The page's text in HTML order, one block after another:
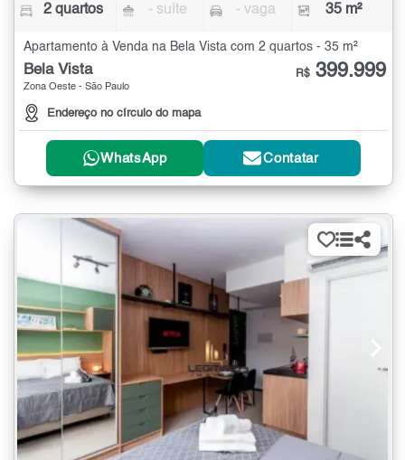
2 quartos - suíte - vaga 35 m²
Apartamento à Venda na Bela Vista com 2 quartos - 35 m²
Bela Vista
Zona Oeste - São Paulo
Endereço no círculo do mapa
R$ 399.999
WhatsApp Contatar